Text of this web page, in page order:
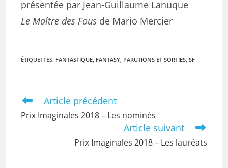
présentée par Jean-Guillaume Lanuque
Le Maître des Fous de Mario Mercier
ÉTIQUETTES: FANTASTIQUE, FANTASY, PARUTIONS ET SORTIES, SF
Article précédent
Prix Imaginales 2018 – Les nominés
Article suivant
Prix Imaginales 2018 – Les lauréats